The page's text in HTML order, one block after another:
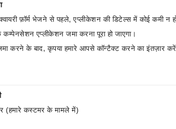
फ़ॉर्म भेजने से पहले, एप्लीकेशन की डिटेल्स में कोई कमी न
कम्पेनसेशन एप्लीकेशन जमा करना पूरा हो जाएगा।
करने के बाद, कृपया हमारे आपसे कॉन्टैक्ट करने का इंतज़ार
(हमारे कस्टमर के मामले में)